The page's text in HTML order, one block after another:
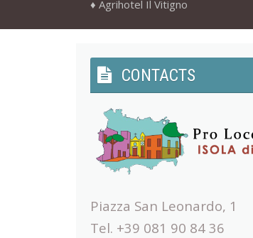
Agrihotel Il Vitigno
CONTACTS
Piazza San Leonardo, 1
Tel. +39 081 90 84 36